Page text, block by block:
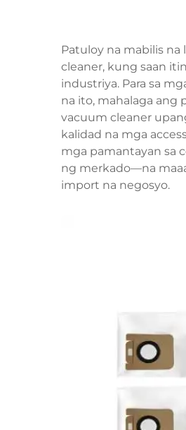
Patuloy na mabilis
cleaner, kung saan
industriya. Para sa
na ito, mahalaga ang
vacuum cleaner
kalidad na mga
mga pamantayan sa
ng merkado—na
import na negosyo.